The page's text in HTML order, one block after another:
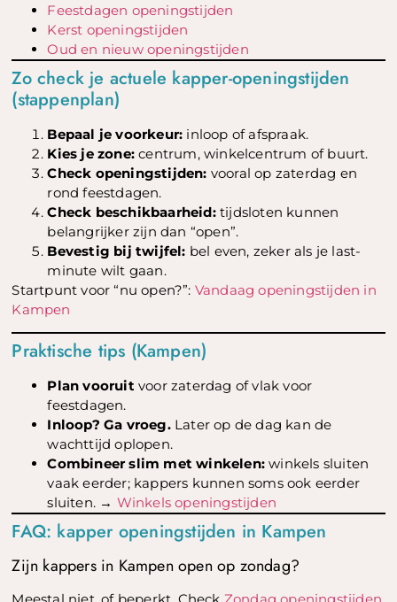
Feestdagen openingstijden
Kerst openingstijden
Oud en nieuw openingstijden
Zo check je actuele kapper-openingstijden
(stappenplan)
Bepaal je voorkeur: inloop of afspraak.
Kies je zone: centrum, winkelcentrum of buurt.
Check openingstijden: vooral op zaterdag en
rond feestdagen.
Check beschikbaarheid:tijdsloten kunnen
belangrijker zijn dan “open”.
Bevestig bij twijfel: bel even, zeker als je last-
minute wilt gaan.
Startpunt voor “nu open?”: Vandaag openingstijden in
Kampen
Praktische tips (Kampen)
Plan vooruitvoor zaterdag of vlak voor
feestdagen.
Inloop? Ga vroeg.Later op de dag kan de
wachttijd oplopen.
Combineer slim met winkelen: winkels sluiten
vaak eerder; kappers kunnen soms ook eerder
sluiten. → Winkels openingstijden
FAQ: kapper openingstijden in Kampen
Zijn kappers in Kampen open op zondag?